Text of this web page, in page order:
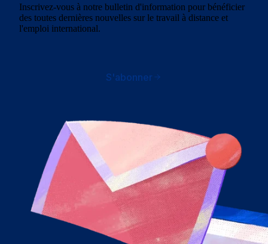
Inscrivez-vous à notre bulletin d'information pour bénéficier
des toutes dernières nouvelles sur le travail à distance et
l'emploi international.
S'abonner